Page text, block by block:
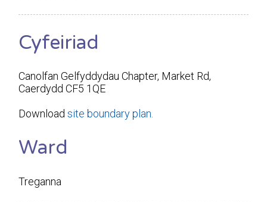
Cyfeiriad
Canolfan Gelfyddydau Chapter, Market Rd,
Caerdydd CF5 1QE
Downloadsite boundary plan.
Ward
Treganna